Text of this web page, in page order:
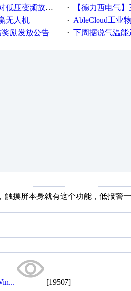
老手是这样解决的！ · 【德力西电气】三
无人机 · AbleCloud工业物联
奖励发放公告 · 下周据说气温能
触摸屏本身就有这个功能，低报警
[19507]